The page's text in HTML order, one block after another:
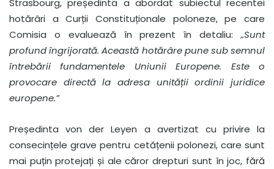
Strasbourg, președinta a abordat subiectul recentei
hotărâri a Curții Constituționale poloneze, pe care
Comisia o evaluează în prezent în detaliu:„Sunt
profund îngrijorată. Această hotărâre pune sub semnul
întrebării fundamentele Uniunii Europene. Este o
provocare directă la adresa unității ordinii juridice
europene.”
Președinta von der Leyen a avertizat cu privire la
consecințele grave pentru cetățenii polonezi, care sunt
mai puțin protejați și ale căror drepturi sunt în joc, fără